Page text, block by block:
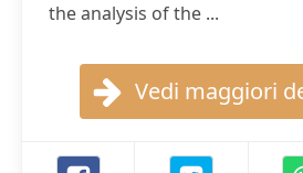
the analysis of the ...
Vedi maggiori